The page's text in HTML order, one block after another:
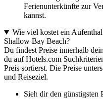
Ferienunterkünfte zur
kannst.
Wie viel kostet ein
Shallow Bay Beach?
Du findest Preise innerhalb
du auf Hotels.com
Preis sortierst. Die Preise
und Reiseziel.
Sieh dir den günstigsten